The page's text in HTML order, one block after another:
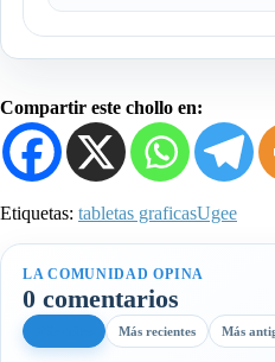
Compartir este chollo en:
Etiquetas: tabletas graficasUgee
LA COMUNIDAD OPINA
0 comentarios
Más recientes Más